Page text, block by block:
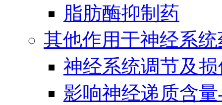
脂肪酶抑制药
其他作用于神经系统
神经系统调节及
影响神经递质含